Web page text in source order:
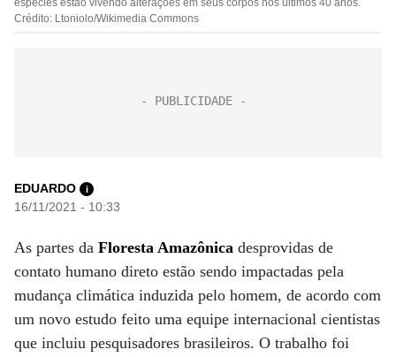
espécies estão vivendo alterações em seus corpos nos últimos 40 anos.
Crédito: Ltoniolo/Wikimedia Commons
EDUARDO i
16/11/2021 - 10:33
As partes da Floresta Amazônica desprovidas de
contato humano direto estão sendo impactadas pela
mudança climática induzida pelo homem, de acordo com
um novo estudo feito uma equipe internacional cientistas
que incluiu pesquisadores brasileiros. O trabalho foi